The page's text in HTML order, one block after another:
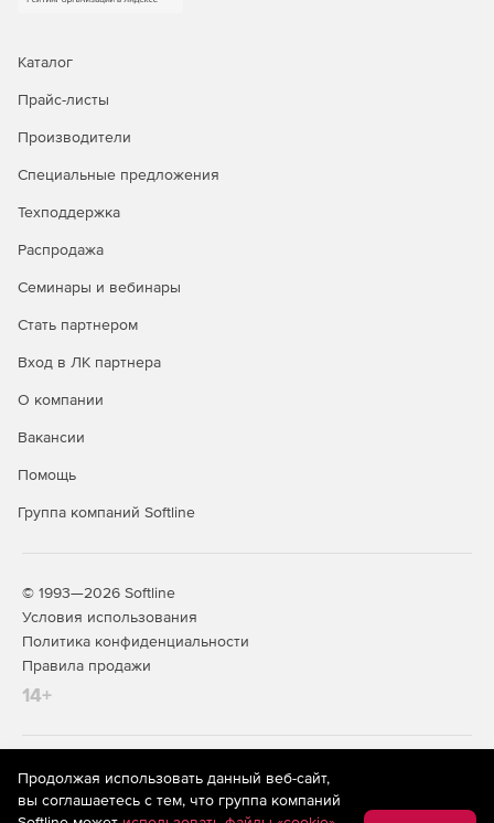
Каталог
Прайс-листы
Производители
Специальные предложения
Техподдержка
Распродажа
Семинары и вебинары
Стать партнером
Вход в ЛК партнера
О компании
Вакансии
Помощь
Группа компаний Softline
© 1993—2026 Softline
Условия использования
Политика конфиденциальности
Правила продажи
14+
На информационном ресурсе store.softline.ru применяются
рекомендательные технологии
(информационные технологии
предоставления информации на основе сбора,
Продолжая использовать данный веб-сайт,
вы соглашаетесь с тем, что группа компаний